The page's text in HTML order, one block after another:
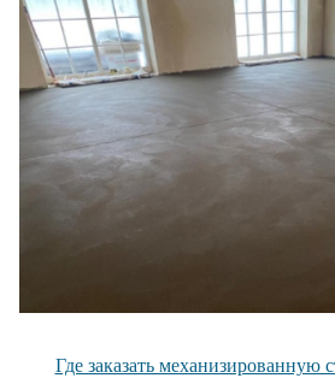
Где заказать механизированную